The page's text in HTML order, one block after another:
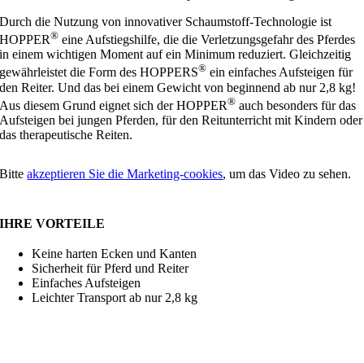
Durch die Nutzung von innovativer Schaumstoff-Technologie ist
HOPPER® eine Aufstiegshilfe, die die Verletzungsgefahr des Pferdes
in einem wichtigen Moment auf ein Minimum reduziert. Gleichzeitig
gewährleistet die Form des HOPPERS® ein einfaches Aufsteigen für
den Reiter. Und das bei einem Gewicht von beginnend ab nur 2,8 kg!
Aus diesem Grund eignet sich der HOPPER® auch besonders für das
Aufsteigen bei jungen Pferden, für den Reitunterricht mit Kindern oder
das therapeutische Reiten.
Bitteakzeptieren Sie die Marketing-cookies, um das Video zu sehen.
IHRE VORTEILE
Keine harten Ecken und Kanten
Sicherheit für Pferd und Reiter
Einfaches Aufsteigen
Leichter Transport ab nur 2,8 kg